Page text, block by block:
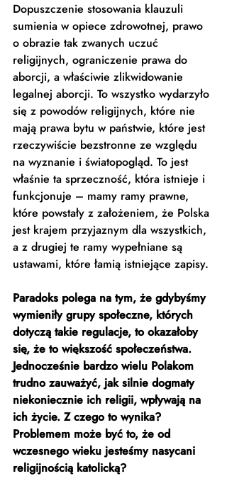
Dopuszczenie stosowania klauzuli
sumienia w opiece zdrowotnej, prawo
o obrazie tak zwanych uczuć
religijnych, ograniczenie prawa do
aborcji, a właściwie zlikwidowanie
legalnej aborcji. To wszystko wydarzyło
się z powodów religijnych, które nie
mają prawa bytu w państwie, które jest
rzeczywiście bezstronne ze względu
na wyznanie i światopogląd. To jest
właśnie ta sprzeczność, która istnieje i
funkcjonuje – mamy ramy prawne,
które powstały z założeniem, że Polska
jest krajem przyjaznym dla wszystkich,
a z drugiej te ramy wypełniane są
ustawami, które łamią istniejące zapisy.
Paradoks polega na tym, że gdybyśmy
wymieniły grupy społeczne, których
dotyczą takie regulacje, to okazałoby
się, że to większość społeczeństwa.
Jednocześnie bardzo wielu Polakom
trudno zauważyć, jak silnie dogmaty
niekoniecznie ich religii, wpływają na
ich życie. Z czego to wynika?
Problemem może być to, że od
wczesnego wieku jesteśmy nasycani
religijnością katolicką?